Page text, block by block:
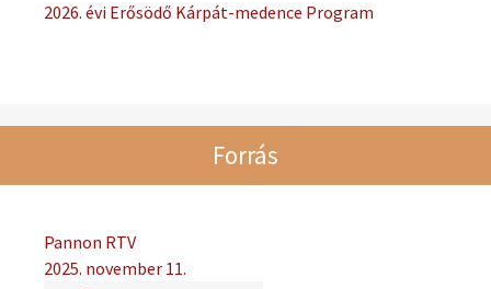
2026. évi Erősödő Kárpát-medence Program
Forrás
Pannon RTV
2025. november 11.